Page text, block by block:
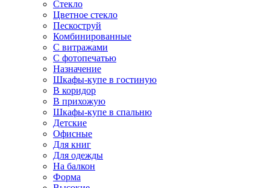
Стекло
Цветное стекло
Пескоструй
Комбинированные
С витражами
С фотопечатью
Назначение
Шкафы-купе в гостиную
В коридор
В прихожую
Шкафы-купе в спальню
Детские
Офисные
Для книг
Для одежды
На балкон
Форма